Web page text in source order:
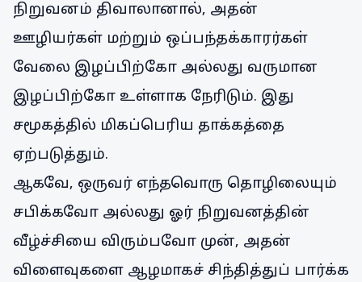
நிறுவனம் திவாலானால், அதன்
ஊழியர்கள் மற்றும் ஒப்பந்தக்காரர்கள்
வேலை இழப்பிற்கோ அல்லது வருமான
இழப்பிற்கோ உள்ளாக நேரிடும். இது
சமூகத்தில் மிகப்பெரிய தாக்கத்தை
ஏற்படுத்தும்.
ஆகவே, ஒருவர் எந்தவொரு தொழிலையும்
சபிக்கவோ அல்லது ஓர் நிறுவனத்தின்
வீழ்ச்சியை விரும்பவோ முன், அதன்
விளைவுகளை ஆழமாகச் சிந்தித்துப் பார்க்க